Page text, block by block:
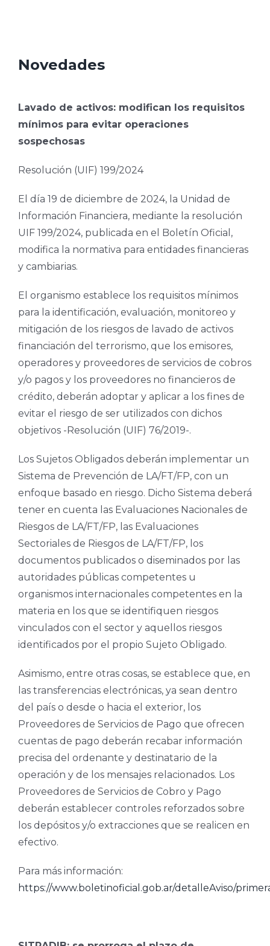
Novedades
Lavado de activos: modifican los requisitos
mínimos para evitar operaciones
sospechosas
Resolución (UIF) 199/2024
El día 19 de diciembre de 2024, la Unidad de
Información Financiera, mediante la resolución
UIF 199/2024, publicada en el Boletín Oficial,
modifica la normativa para entidades financieras
y cambiarias.
El organismo establece los requisitos mínimos
para la identificación, evaluación, monitoreo y
mitigación de los riesgos de lavado de activos
financiación del terrorismo, que los emisores,
operadores y proveedores de servicios de cobros
y/o pagos y los proveedores no financieros de
crédito, deberán adoptar y aplicar a los fines de
evitar el riesgo de ser utilizados con dichos
objetivos -Resolución (UIF) 76/2019-.
Los Sujetos Obligados deberán implementar un
Sistema de Prevención de LA/FT/FP, con un
enfoque basado en riesgo. Dicho Sistema deberá
tener en cuenta las Evaluaciones Nacionales de
Riesgos de LA/FT/FP, las Evaluaciones
Sectoriales de Riesgos de LA/FT/FP, los
documentos publicados o diseminados por las
autoridades públicas competentes u
organismos internacionales competentes en la
materia en los que se identifiquen riesgos
vinculados con el sector y aquellos riesgos
identificados por el propio Sujeto Obligado.
Asimismo, entre otras cosas, se establece que, en
las transferencias electrónicas, ya sean dentro
del país o desde o hacia el exterior, los
Proveedores de Servicios de Pago que ofrecen
cuentas de pago deberán recabar información
precisa del ordenante y destinatario de la
operación y de los mensajes relacionados. Los
Proveedores de Servicios de Cobro y Pago
deberán establecer controles reforzados sobre
los depósitos y/o extracciones que se realicen en
efectivo.
Para más información:
https://www.boletinoficial.gob.ar/detalleAviso/